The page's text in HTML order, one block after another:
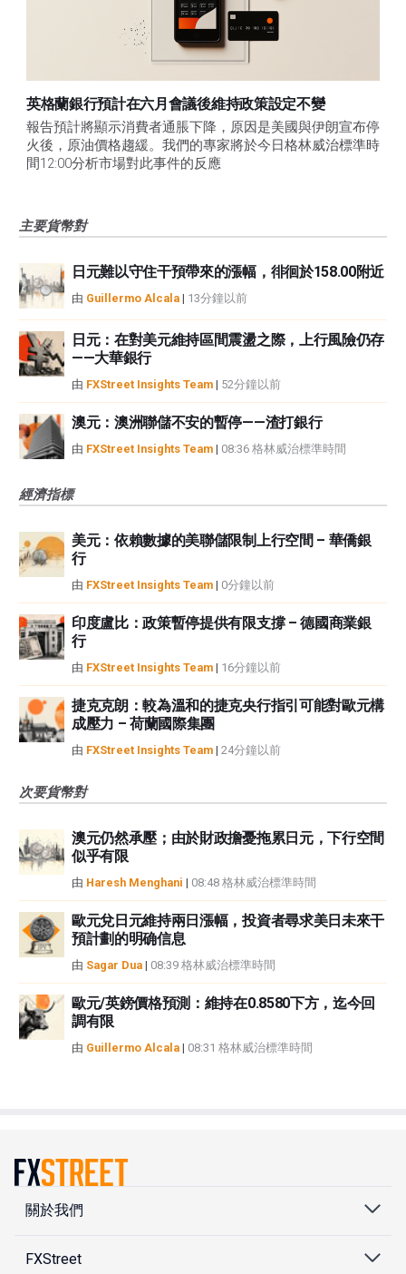
英格蘭銀行預計在六月會議後維持政策設定不變
報告預計將顯示消費者通脹下降，原因是美國與伊朗宣布停
火後，原油價格趨緩。我們的專家將於今日格林威治標準時
間12:00分析市場對此事件的反應
主要貨幣對
日元難以守住干預帶來的漲幅，徘徊於158.00附近
由 Guillermo Alcala | 13分鐘以前
日元：在對美元維持區間震盪之際，上行風險仍存
——大華銀行
由 FXStreet Insights Team | 52分鐘以前
澳元：澳洲聯儲不安的暫停——渣打銀行
由 FXStreet Insights Team | 08:36 格林威治標準時間
經濟指標
美元：依賴數據的美聯儲限制上行空間 – 華僑銀
行
由 FXStreet Insights Team | 0分鐘以前
印度盧比：政策暫停提供有限支撐 – 德國商業銀
行
由 FXStreet Insights Team | 16分鐘以前
捷克克朗：較為溫和的捷克央行指引可能對歐元構
成壓力 – 荷蘭國際集團
由 FXStreet Insights Team | 24分鐘以前
次要貨幣對
澳元仍然承壓；由於財政擔憂拖累日元，下行空間
似乎有限
由 Haresh Menghani | 08:48 格林威治標準時間
歐元兌日元維持兩日漲幅，投資者尋求美日未來干
預計劃的明确信息
由 Sagar Dua | 08:39 格林威治標準時間
歐元/英鎊價格預測：維持在0.8580下方，迄今回
調有限
由 Guillermo Alcala | 08:31 格林威治標準時間
關於我們
FXStreet